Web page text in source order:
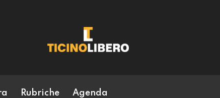
Rubriche Agenda